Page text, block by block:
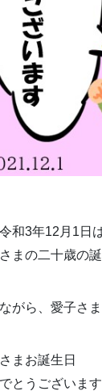
和3年12月1日
まの二十歳の誕
がら、愛子さ
まお誕生日
とうございます